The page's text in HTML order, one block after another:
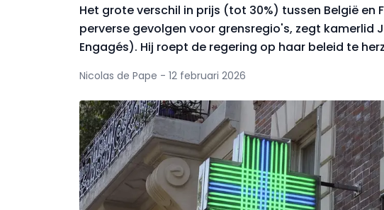
Het grote verschil in prijs (tot 30%) tussen België en
perverse gevolgen voor grensregio's, zegt kamerlid
Engagés). Hij roept de regering op haar beleid te
Nicolas de Pape - 12 februari 2026